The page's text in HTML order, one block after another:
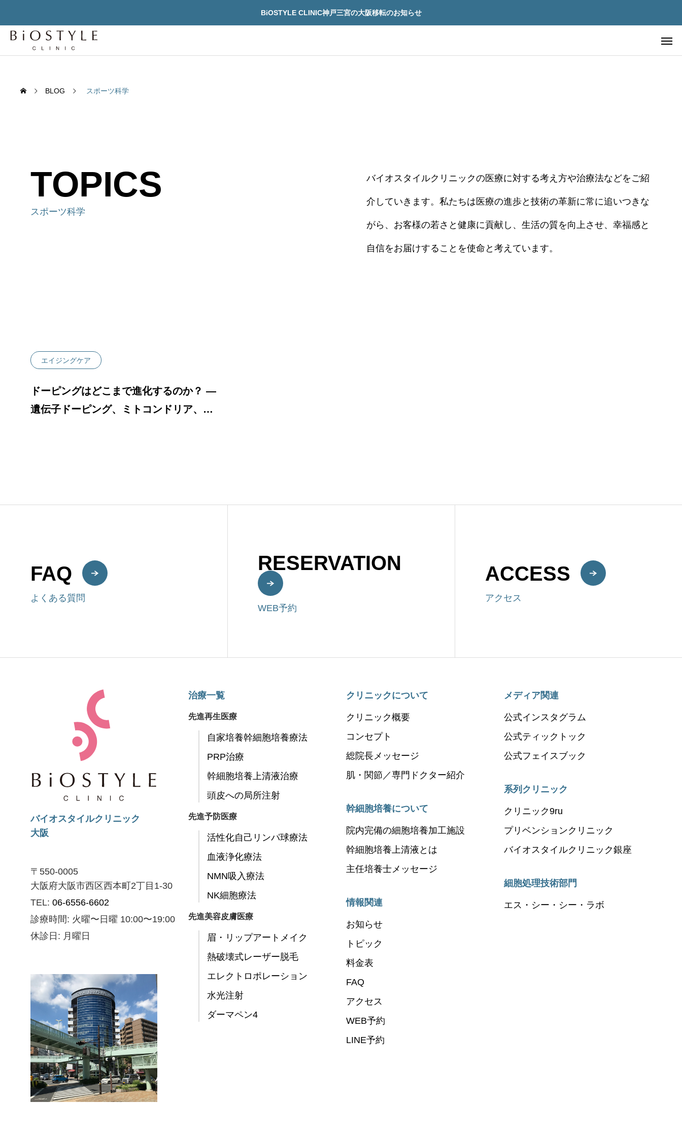
BiOSTYLE CLINIC神戸三宮の大阪移転のお知らせ
TREATMENT
先進予防医療
先進予防医療
先進美容皮膚医療
先進美容皮膚医療
水光注射
老化細胞を「削除」せよ – セノリ
再生医療の安全性を見極める ―
技術の先にある14のチェックポイ
血液を浄化すれば老化は止まるの
か？ ― 血液浄化療法の仕組み・
BLOG スポーツ科学
TOPICS
スポーツ科学
バイオスタイルクリニックの医療に対する考え方や治療法などをご紹
介していきます。私たちは医療の進歩と技術の革新に常に追いつきな
がら、お客様の若さと健康に貢献し、生活の質を向上させ、幸福感と
自信をお届けすることを使命と考えています。
エイジングケア
ドーピングはどこまで進化するのか？ ―
遺伝子ドーピング、ミトコンドリア、そ
FAQ
よくある質問
RESERVATION
WEB予約
ACCESS
アクセス
バイオスタイルクリニック
大阪
〒550-0005
大阪府大阪市西区西本町2丁目1-30
TEL: 06-6556-6602
診療時間: 火曜〜日曜 10:00〜19:00
休診日: 月曜日
治療一覧
先進再生医療
自家培養幹細胞培養療法
PRP治療
幹細胞培養上清液治療
頭皮への局所注射
先進予防医療
活性化自己リンパ球療法
血液浄化療法
NMN吸入療法
NK細胞療法
先進美容皮膚医療
眉・リップアートメイク
熱破壊式レーザー脱毛
エレクトロポレーション
水光注射
ダーマペン4
クリニックについて
クリニック概要
コンセプト
総院長メッセージ
肌・関節／専門ドクター紹介
幹細胞培養について
院内完備の細胞培養加工施設
幹細胞培養上清液とは
主任培養士メッセージ
情報関連
お知らせ
トピック
料金表
FAQ
アクセス
WEB予約
LINE予約
メディア関連
公式インスタグラム
公式ティックトック
公式フェイスブック
系列クリニック
クリニック9ru
プリベンションクリニック
バイオスタイルクリニック銀座
細胞処理技術部門
エス・シー・シー・ラボ